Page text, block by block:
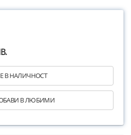
В НАЛИЧНОСТ
В ЛЮБИМИ